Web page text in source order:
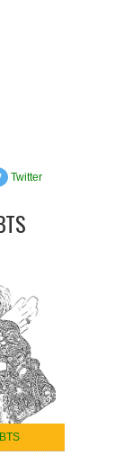
Twitter